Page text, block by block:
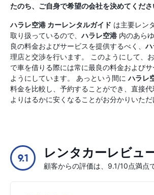
たのち、ご自身で希望の会社を決めてくださ
ハラレ空港 カーレンタルガイド は主要レン
取り扱っているので、ハラレ空港 内のあら
良の料金およびサービスを提供するべく、ハ
理店と交渉を行います。 このようにして、
で車を借りる際には常に最良の料金および
ようにしています。 あっという間にハラレ
料金を比較し、予約することができ、直接
よりはるかに安くなることがお分かりいただ
9.1 レンタカーレビュ
顧客からの評価は、9.1/10点満点